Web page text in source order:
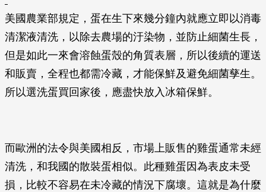
美國農業部規定，蛋在生下來幾分鐘內就應立即以消毒
清潔液清洗，以除去農場的汙染物，並防止細菌生長，
但是如此一來會溶蝕蛋殼的角質表層，所以後續的運送
和販賣，全程也都需冷藏，才能保鮮及避免細菌孳生。
所以選洗蛋買回家後，應盡快放入冰箱保鮮。
而歐洲的法令與美國相反，市場上販售的雞蛋通常未經
清洗，和我國的散裝蛋相似。此種雞蛋因為表皮未受
損，比較不容易在未冷藏的情況下腐壞。這就是為什麼